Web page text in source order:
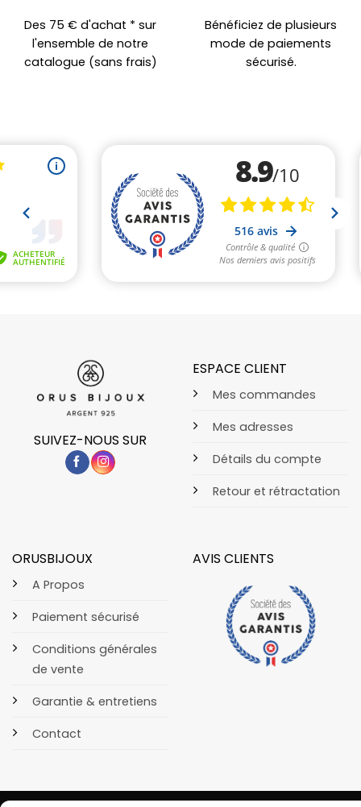
Des 75 € d'achat * sur
l'ensemble de notre
catalogue (sans frais)
Bénéficiez de plusieurs
mode de paiements
sécurisé.
SUIVEZ-NOUS SUR
ESPACE CLIENT
Mes commandes
Mes adresses
Détails du compte
Retour et rétractation
ORUSBIJOUX
A Propos
Paiement sécurisé
Conditions générales
de vente
Garantie & entretiens
Contact
AVIS CLIENTS